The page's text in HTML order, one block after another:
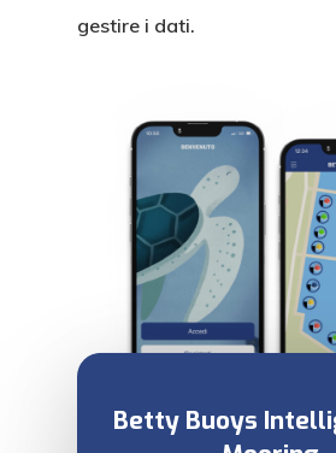
gestire i dati.
Betty Buoys